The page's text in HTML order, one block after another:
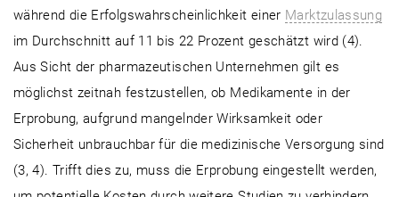
während die Erfolgswahrscheinlichkeit einer Marktzulassung
im Durchschnitt auf 11 bis 22 Prozent geschätzt wird (4).
Aus Sicht der pharmazeutischen Unternehmen gilt es
möglichst zeitnah festzustellen, ob Medikamente in der
Erprobung, aufgrund mangelnder Wirksamkeit oder
Sicherheit unbrauchbar für die medizinische Versorgung sind
(3, 4). Trifft dies zu, muss die Erprobung eingestellt werden,